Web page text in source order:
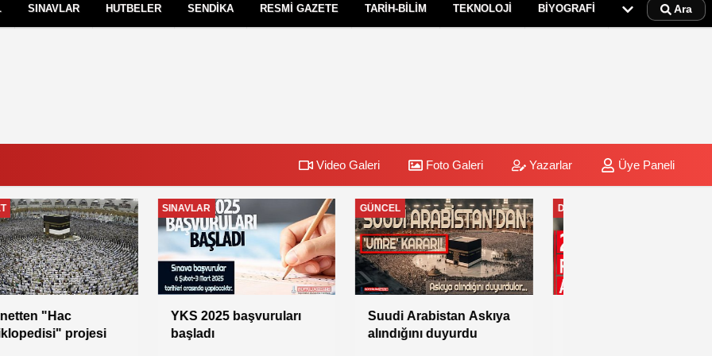
Çerez Politikası Gizlilik İlkeleri
SINAVLAR HUTBELER SENDİKA RESMİ GAZETE TARİH-BİLİM TEKNOLOJİ BİYOGRAFİ Ara
Video Galeri Foto Galeri Yazarlar Üye Paneli
Vekil Aylıklarına İlişkin
İkinci Karar
SENDİKA
Genel Başkan
Yıldız;Hedef 100 Bin Üye
DİYANET
Rabia: “Farklı vize
türleriyle hac